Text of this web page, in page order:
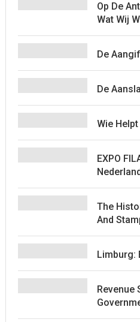
Op De
Wat Wij
De
De
Wie
EXPO
The
And
Limburg:
Revenue